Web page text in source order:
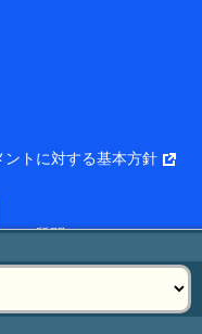
トに対する基本方針
るご質問
項
環境